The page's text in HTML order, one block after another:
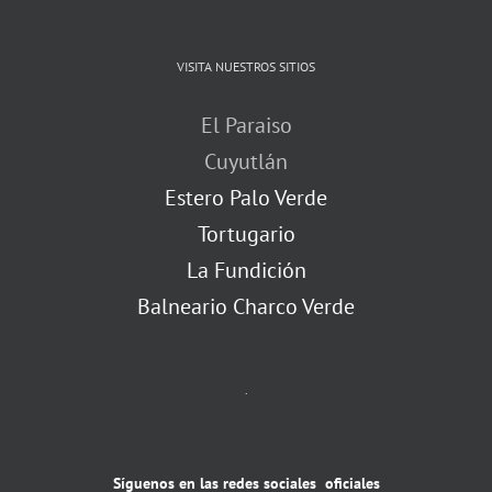
VISITA NUESTROS SITIOS
El Paraiso
Cuyutlán
Estero Palo Verde
Tortugario
La Fundición
Balneario Charco Verde
.
Síguenos en las redes sociales oficiales